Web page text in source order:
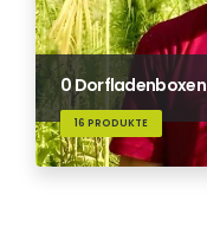
0 Dorfladenboxen
16 PRODUKTE